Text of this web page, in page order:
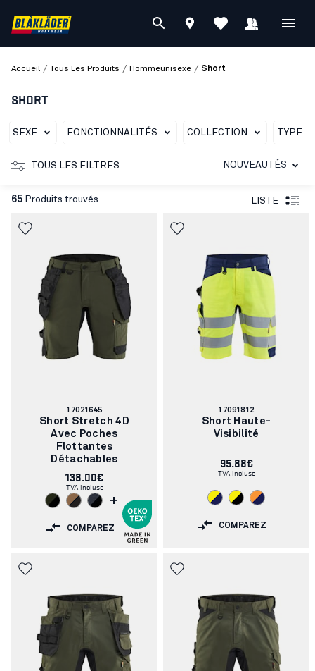
Accueil / Tous Les Produits / Hommeunisexe / Short
SHORT
SEXE FONCTIONNALITÉS COLLECTION TYPE
TOUS LES FILTRES NOUVEAUTÉS
65 Produits trouvés LISTE
Numéro
d'article:
17021645
Short Stretch 4D
Avec Poches
Flottantes
Détachables
138.00€
TVA incluse
+
COMPAREZ
Numéro
d'article:
17091812
Short Haute-
Visibilité
95.88€
TVA incluse
COMPAREZ